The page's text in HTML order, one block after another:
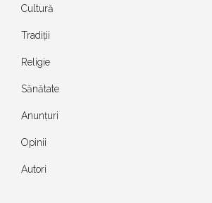
Cultură
Tradiții
Religie
Sănătate
Anunțuri
Opinii
Autori